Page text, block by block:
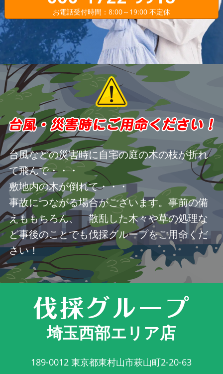
お電話受付時間：8:00～19:00 不定休
台風などの災害時に自宅の庭の木の枝が折れ
て飛んで・・・
敷地内の木が倒れて・・・
事故につながる場合がございます。事前の備
えももちろん、 散乱した木々や草の処理な
ど事後のことでも伐採グループをご用命くだ
さい！
埼玉西部エリア店
189-0012 東京都東村山市萩山町2-20-63